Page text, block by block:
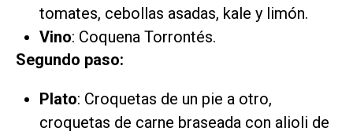
tomates, cebollas asadas, kale y limón.
Vino: Coquena Torrontés.
Segundo paso:
Plato: Croquetas de un pie a otro,
croquetas de carne braseada con alioli de